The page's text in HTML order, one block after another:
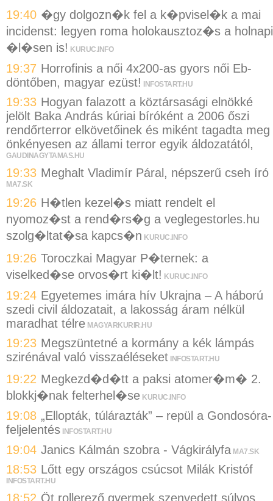
19:40 �gy dolgozn�k fel a k�pvisel�k a mai
incidenst: legyen roma holokausztoz�s a holnapi
�l�sen is! KURUC.INFO
19:37 Horrofinis a női 4x200-as gyors női Eb-
döntőben, magyar ezüst! INFOSTART.HU
19:33 Hogyan falazott a köztársasági elnökké
jelölt Baka András kúriai bíróként a 2006 őszi
rendőrterror elkövetőinek és miként tagadta meg
önkényesen az állami terror egyik áldozatától,
GAUDINAGYTAMAS.HU
19:33 Meghalt Vladimír Páral, népszerű cseh író
MA7.SK
19:26 H�tlen kezel�s miatt rendelt el
nyomoz�st a rend�rs�g a veglegestorles.hu
szolg�ltat�sa kapcs�n KURUC.INFO
19:26 Toroczkai Magyar P�ternek: a
viselked�se orvos�rt ki�lt! KURUC.INFO
19:24 Egyetemes imára hív Ukrajna – A háború
szedi civil áldozatait, a lakosság áram nélkül
maradhat télre MAGYARKURIR.HU
19:23 Megszüntetné a kormány a kék lámpás
szirénával való visszaéléseket INFOSTART.HU
19:22 Megkezd�d�tt a paksi atomer�m� 2.
blokkj�nak felterhel�se KURUC.INFO
19:08 „Ellopták, túlárazták” – repül a Gondosóra-
feljelentés INFOSTART.HU
19:04 Janics Kálmán szobra - Vágkirályfa MA7.SK
18:53 Lőtt egy országos csúcsot Milák Kristóf
INFOSTART.HU
18:52 Öt rollerező gyermek szenvedett súlyos